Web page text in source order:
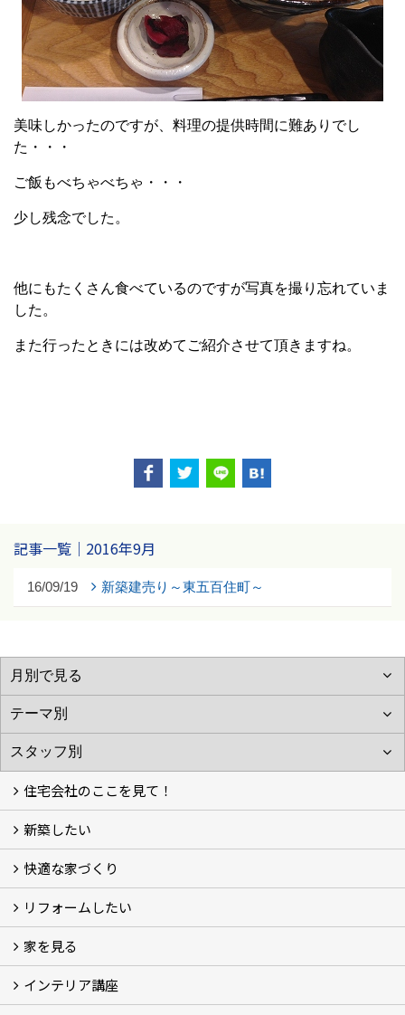
美味しかったのですが、料理の提供時間に難ありでし
た・・・
ご飯もべちゃべちゃ・・・
少し残念でした。
他にもたくさん食べているのですが写真を撮り忘れていま
した。
また行ったときには改めてご紹介させて頂きますね。
記事一覧｜2016年9月
16/09/19 新築建売り～東五百住町～
住宅会社のここを見て！
家づくりをはじめる前に
施主をラクさせる会社とは？
理想の家を建てるには？
新築したい
こだわり
大伸の家づくり体制
地熱＆太陽光の家
家づくりスケジュール
アフター・保証体制
快適な家づくり
建替えたい
リフォームしたい
小さなリフォーム
大きなリフォーム
ビフォーアフター
家を見る
お客様の声
フォトギャラリー
ただいま建築中
施工実績
インテリア講座